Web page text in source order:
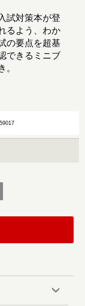
試対策本が登
るよう、わか
の要点を超基
できるミニブ
。